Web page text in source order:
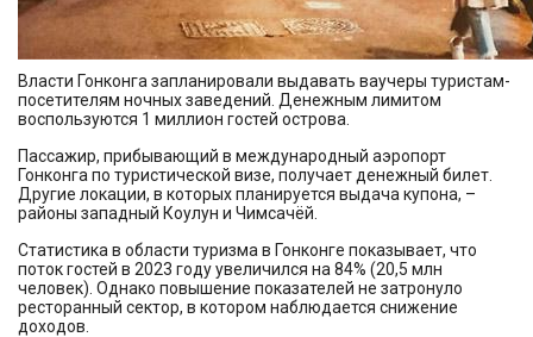
Власти Гонконга запланировали выдавать ваучеры туристам-
посетителям ночных заведений. Денежным лимитом
воспользуются 1 миллион гостей острова.
Пассажир, прибывающий в международный аэропорт
Гонконга по туристической визе, получает денежный билет.
Другие локации, в которых планируется выдача купона, –
районы западный Коулун и Чимсачёй.
Статистика в области туризма в Гонконге показывает, что
поток гостей в 2023 году увеличился на 84% (20,5 млн
человек). Однако повышение показателей не затронуло
ресторанный сектор, в котором наблюдается снижение
доходов.